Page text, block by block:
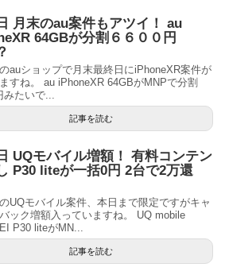
月末のau案件もアツイ！ au
64GBが分割６６００円
auショップで月末最終日にiPhoneXR案件が
すね。 au iPhoneXR 64GBがMNPで分割
みたいで...
記事を読む
UQモバイル増額！ 有料コンテン
P30 liteが一括0円 2台で2万還
UQモバイル案件、本日まで限定ですがキャ
ック増額入っていますね。 UQ mobile
P30 liteがMN...
記事を読む